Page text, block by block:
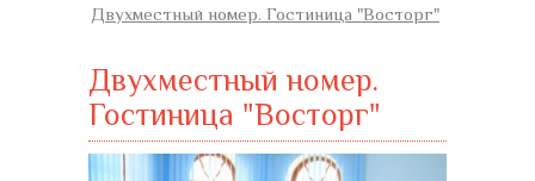
Двухместный номер. Гостиница "Восторг"
Двухместный номер.
Гостиница "Восторг"